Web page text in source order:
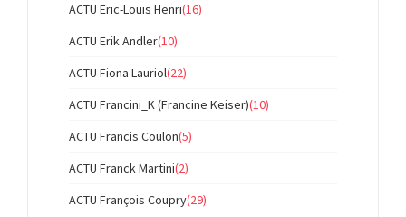
ACTU Eric-Louis Henri(16)
ACTU Erik Andler(10)
ACTU Fiona Lauriol(22)
ACTU Francini_K (Francine Keiser)(10)
ACTU Francis Coulon(5)
ACTU Franck Martini(2)
ACTU François Coupry(29)